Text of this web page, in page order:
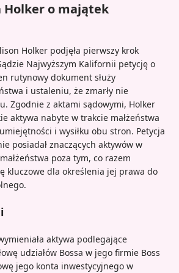
Holker o majątek
Holker podjęła pierwszy krok
Najwyższym Kalifornii petycję o
rutynowy dokument służy
i ustaleniu, że zmarły nie
Zgodnie z aktami sądowymi, Holker
aktywa nabyte w trakcie małżeństwa
i wysiłku obu stron. Petycja
posiadał znaczących aktywów w
poza tym, co razem
kluczowe dla określenia jej prawa do
aktywa podlegające
udziałów Bossa w jego firmie Boss
jego konta inwestycyjnego w